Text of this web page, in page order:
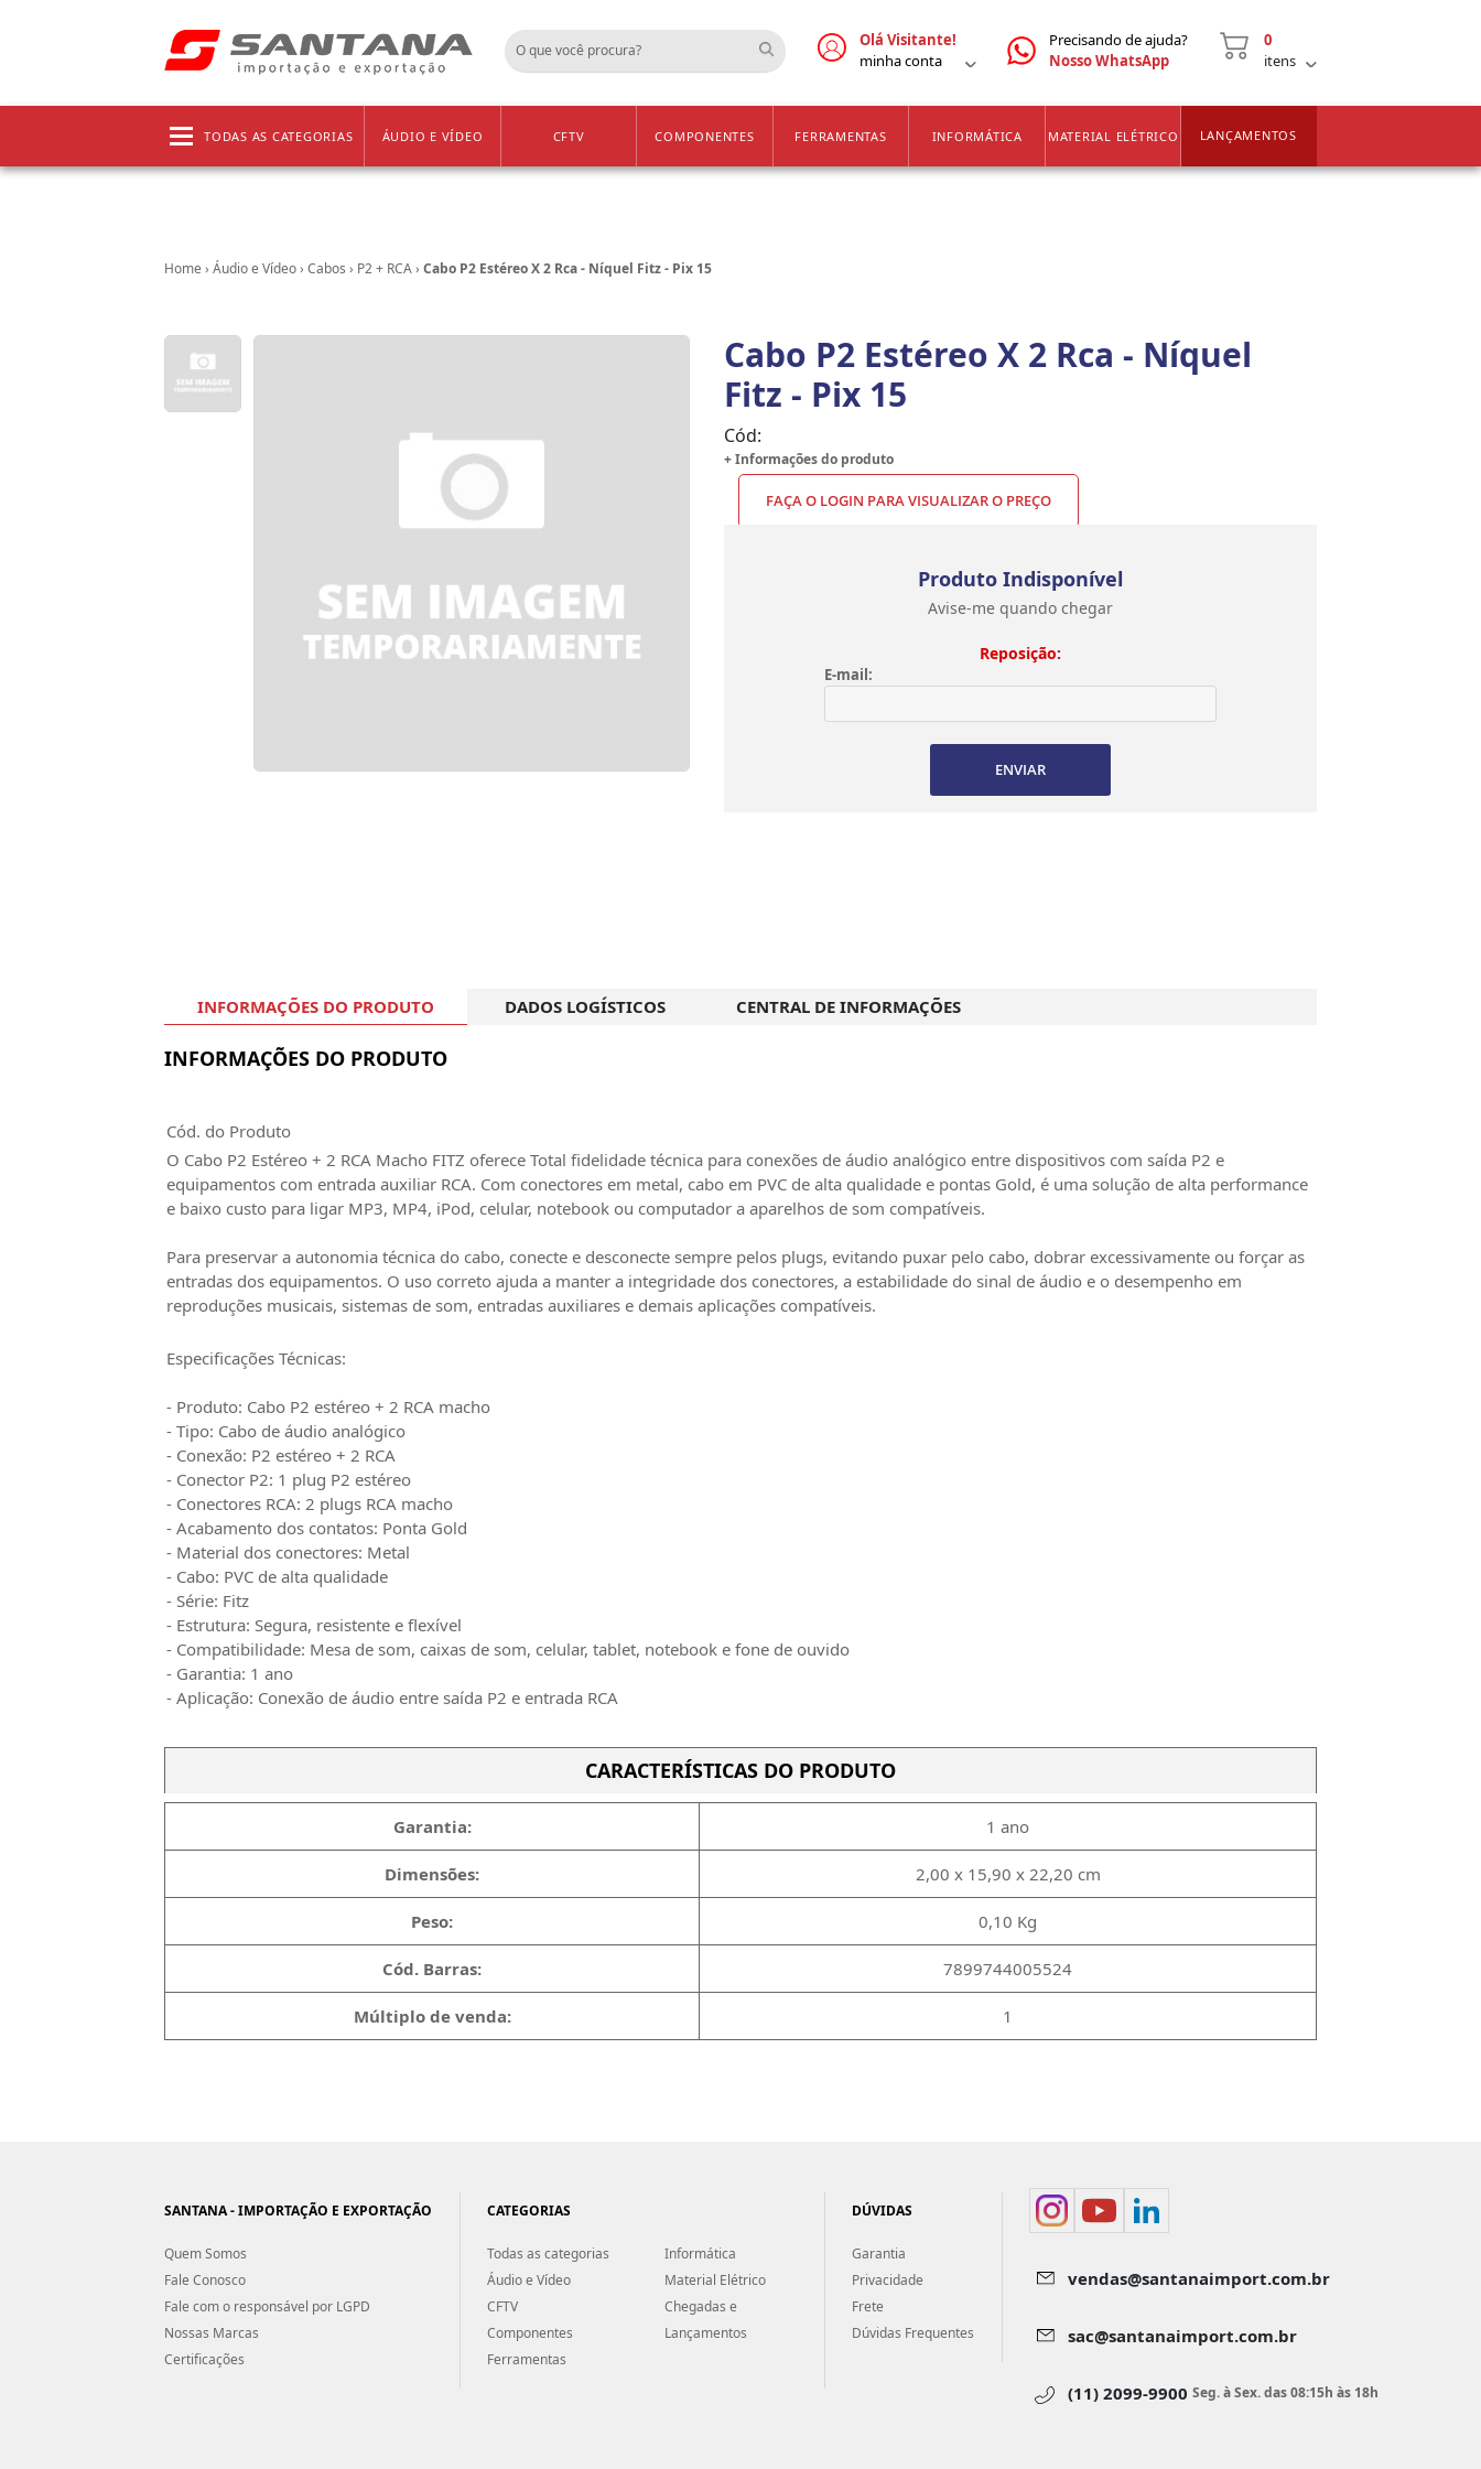
Olá Visitante!
minha conta
Precisando de ajuda?
Nosso WhatsApp
0
itens
TODAS AS CATEGORIAS ÁUDIO E VÍDEO CFTV COMPONENTES FERRAMENTAS INFORMÁTICA MATERIAL ELÉTRICO LANÇAMENTOS
Home › Áudio e Vídeo› Cabos › P2 + RCA› Cabo P2 Estéreo X 2 Rca - Níquel Fitz - Pix 15
Cabo P2 Estéreo X 2 Rca - Níquel
Fitz - Pix 15
Cód:
+ Informações do produto
FAÇA O LOGIN PARA VISUALIZAR O PREÇO
Produto Indisponível
Avise-me quando chegar
Reposição:
E-mail:
ENVIAR
INFORMAÇÕES DO PRODUTO DADOS LOGÍSTICOS CENTRAL DE INFORMAÇÕES
INFORMAÇÕES DO PRODUTO
Cód. do Produto
O Cabo P2 Estéreo + 2 RCA Macho FITZ oferece Total fidelidade técnica para conexões de áudio analógico entre dispositivos com saída P2 e
equipamentos com entrada auxiliar RCA. Com conectores em metal, cabo em PVC de alta qualidade e pontas Gold, é uma solução de alta performance
e baixo custo para ligar MP3, MP4, iPod, celular, notebook ou computador a aparelhos de som compatíveis.
Para preservar a autonomia técnica do cabo, conecte e desconecte sempre pelos plugs, evitando puxar pelo cabo, dobrar excessivamente ou forçar as
entradas dos equipamentos. O uso correto ajuda a manter a integridade dos conectores, a estabilidade do sinal de áudio e o desempenho em
reproduções musicais, sistemas de som, entradas auxiliares e demais aplicações compatíveis.
Especificações Técnicas:
- Produto: Cabo P2 estéreo + 2 RCA macho
- Tipo: Cabo de áudio analógico
- Conexão: P2 estéreo + 2 RCA
- Conector P2: 1 plug P2 estéreo
- Conectores RCA: 2 plugs RCA macho
- Acabamento dos contatos: Ponta Gold
- Material dos conectores: Metal
- Cabo: PVC de alta qualidade
- Série: Fitz
- Estrutura: Segura, resistente e flexível
- Compatibilidade: Mesa de som, caixas de som, celular, tablet, notebook e fone de ouvido
- Garantia: 1 ano
- Aplicação: Conexão de áudio entre saída P2 e entrada RCA
CARACTERÍSTICAS DO PRODUTO
Garantia: 1 ano
Dimensões: 2,00 x 15,90 x 22,20 cm
Peso: 0,10 Kg
Cód. Barras: 7899744005524
Múltiplo de venda: 1
SANTANA - IMPORTAÇÃO E EXPORTAÇÃO
Quem Somos
Fale Conosco
Fale com o responsável por LGPD
Nossas Marcas
Certificações
CATEGORIAS
Todas as categorias
Áudio e Vídeo
CFTV
Componentes
Ferramentas
Informática
Material Elétrico
Chegadas e
Lançamentos
DÚVIDAS
Garantia
Privacidade
Frete
Dúvidas Frequentes
vendas@santanaimport.com.br
sac@santanaimport.com.br
(11) 2099-9900 Seg. à Sex. das 08:15h às 18h